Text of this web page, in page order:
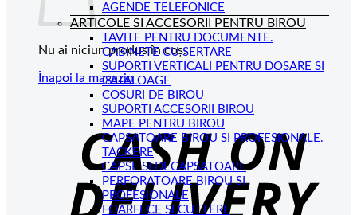
Nu ai niciun produs în coș.
Înapoi la magazin
AGENDE TELEFONICE
ARTICOLE SI ACCESORII PENTRU BIROU
TAVITE PENTRU DOCUMENTE.
CABINETE CU SERTARE
SUPORTI VERTICALI PENTRU DOSARE SI
CATALOAGE
COSURI DE BIROU
SUPORTI ACCESORII BIROU
MAPE PENTRU BIROU
CAPSATOARE BIROU SI PROFESIONALE.
TACKERE
CAPSE SI DECAPSATOARE
PERFORATOARE BIROU SI
PROFESIONALE
FOARFECE SI CUTTERE